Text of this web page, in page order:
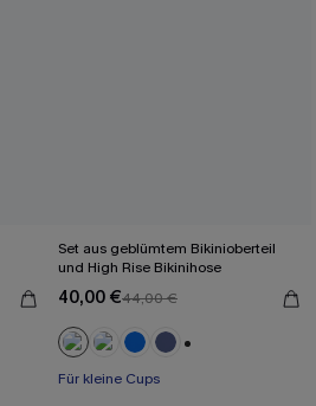
Set aus geblümtem Bikinioberteil
und High Rise Bikinihose
40,00 €44,00 €
Für kleine Cups